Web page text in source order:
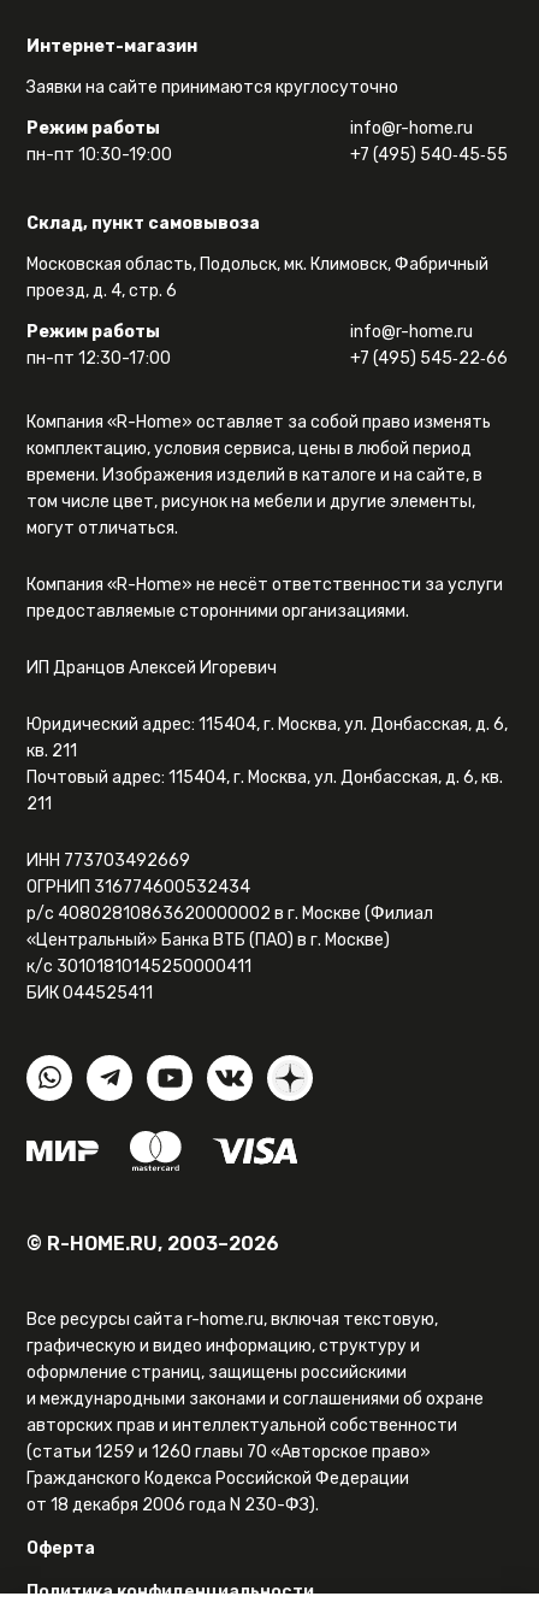
Интернет-магазин
Заявки на сайте принимаются круглосуточно
Режим работы
пн-пт 10:30-19:00
info@r-home.ru
+7 (495) 540‑45‑55
Склад, пункт самовывоза
Московская область, Подольск, мк. Климовск, Фабричный
проезд, д. 4, стр. 6
Режим работы
пн-пт 12:30-17:00
info@r-home.ru
+7 (495) 545‑22‑66
Компания «R-Home» оставляет за собой право изменять
комплектацию, условия сервиса, цены в любой период
времени. Изображения изделий в каталоге и на сайте, в
том числе цвет, рисунок на мебели и другие элементы,
могут отличаться.
Компания «R-Home» не несёт ответственности за услуги
предоставляемые сторонними организациями.
ИП Дранцов Алексей Игоревич
Юридический адрес: 115404, г. Москва, ул. Донбасская, д. 6,
кв. 211
Почтовый адрес: 115404, г. Москва, ул. Донбасская, д. 6, кв.
211
ИНН 773703492669
ОГРНИП 316774600532434
р/с 40802810863620000002 в г. Москве (Филиал
«Центральный» Банка ВТБ (ПАО) в г. Москве)
к/с 30101810145250000411
БИК 044525411
© R-HOME.RU, 2003–2026
Все ресурсы сайта r-home.ru, включая текстовую,
графическую и видео информацию, структуру и
оформление страниц, защищены российскими
и международными законами и соглашениями об охране
авторских прав и интеллектуальной собственности
(статьи 1259 и 1260 главы 70 «Авторское право»
Гражданского Кодекса Российской Федерации
от 18 декабря 2006 года N 230-ФЗ).
Оферта
Политика конфиденциальности